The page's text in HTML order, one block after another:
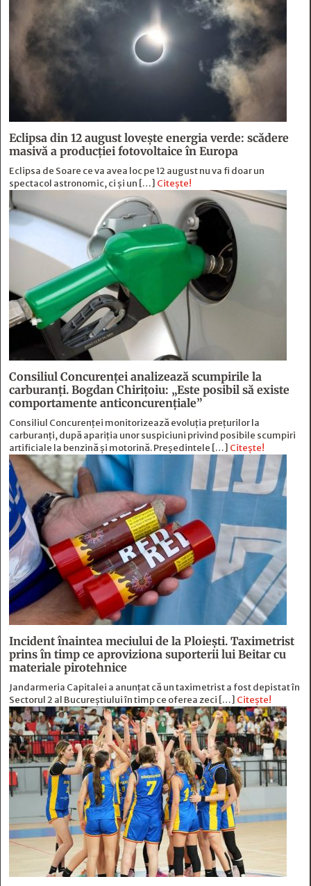
Eclipsa din 12 august lovește energia verde: scădere
masivă a producției fotovoltaice în Europa
Eclipsa de Soare ce va avea loc pe 12 august nu va fi doar un
spectacol astronomic, ci și un […] Citește!
Consiliul Concurenței analizează scumpirile la
carburanți. Bogdan Chirițoiu: „Este posibil să existe
comportamente anticoncurențiale”
Consiliul Concurenței monitorizează evoluția prețurilor la
carburanți, după apariția unor suspiciuni privind posibile scumpiri
artificiale la benzină și motorină. Președintele […] Citește!
Incident înaintea meciului de la Ploiești. Taximetrist
prins în timp ce aproviziona suporterii lui Beitar cu
materiale pirotehnice
Jandarmeria Capitalei a anunțat că un taximetrist a fost depistat în
Sectorul 2 al Bucureștiului în timp ce oferea zeci […] Citește!